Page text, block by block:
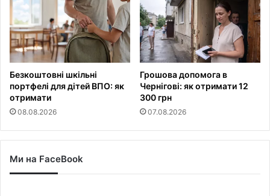
Безкоштовні шкільні
портфелі для дітей ВПО: як
отримати
08.08.2026
Грошова допомога в
Чернігові: як отримати 12
300 грн
07.08.2026
Ми на FaceBook